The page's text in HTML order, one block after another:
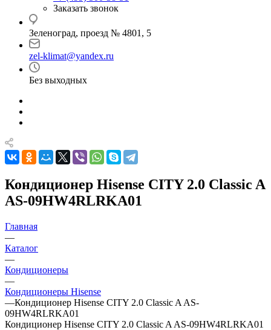
Заказать звонок
Зеленоград, проезд № 4801, 5
zel-klimat@yandex.ru
Без выходных
Кондиционер Hisense CITY 2.0 Classic A
AS-09HW4RLRKA01
Главная
—
Каталог
—
Кондиционеры
—
Кондиционеры Hisense
—Кондиционер Hisense CITY 2.0 Classic A AS-
09HW4RLRKA01
Кондиционер Hisense CITY 2.0 Classic A AS-09HW4RLRKA01